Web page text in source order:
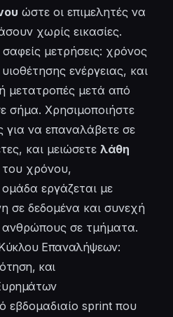
ώστε οι επιμελητές να
χωρίς εικασίες.
μετρήσεις: χρόνος
ενέργειας, και
μετατροπές μετά από
σήμα. Χρησιμοποιήστε
για να επαναλάβετε σε
και μειώσετε λάθη
χρόνου,
εργάζεται με
σε δεδομένα και συνεχή
σε τμήματα.
Επαναλήψεων:
και
εβδομαδιαίο sprint που